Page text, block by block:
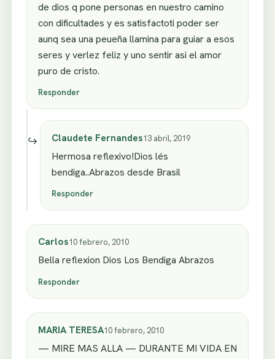
de dios q pone personas en nuestro camino
con dificultades y es satisfactoti poder ser
aunq sea una peueña llamina para guiar a esos
seres y verlez feliz y uno sentir asi el amor
puro de cristo.
Responder
Claudete Fernandes13 abril, 2019
Hermosa reflexivo!Dios lés
bendiga..Abrazos desde Brasil
Responder
Carlos10 febrero, 2010
Bella reflexion Dios Los Bendiga Abrazos
Responder
MARIA TERESA10 febrero, 2010
— MIRE MAS ALLA — DURANTE MI VIDA EN